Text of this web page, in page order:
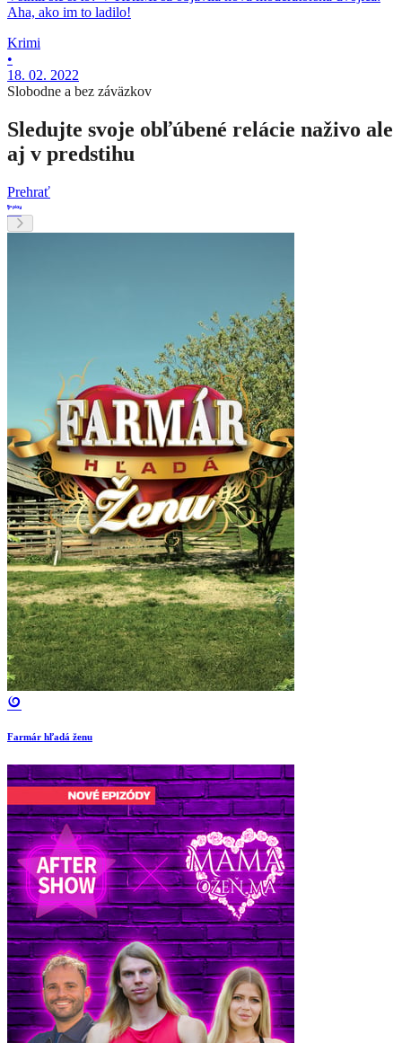
Aha, ako im to ladilo!
Krimi
•
18. 02. 2022
Slobodne a bez záväzkov
Sledujte svoje obľúbené relácie naživo ale
aj v predstihu
Prehrať
Farmár hľadá ženu